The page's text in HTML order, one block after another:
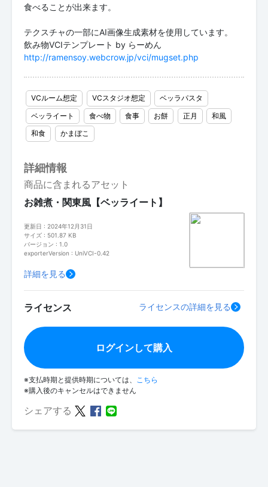
食べることが出来ます。
テクスチャの一部にAI画像生成素材を使用しています。
http://ramensoy.webcrow.jp/vci/mugset.php
VCルーム想定 VCスタジオ想定
ベッラパスタ
ベッライート
食べ物 食事 お餅 正月
和風
和食
かまぼこ
詳細情報
商品に含まれるアセット
お雑煮・関東風【ベッライート】
更新日 : 2024年12月31日
サイズ : 501.87 KB
バージョン : 1.0
exporterVersion : UniVCI-0.42
詳細を見る
ライセンス ライセンスの詳細を見る
ログインして購入
※支払時期と提供時期については、
こちら
※購入後のキャンセルはできません
シェアする